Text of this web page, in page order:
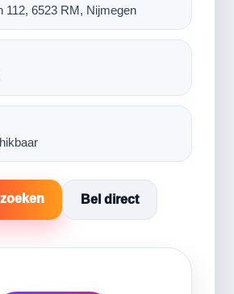
112, 6523 RM, Nijmegen
Bel direct